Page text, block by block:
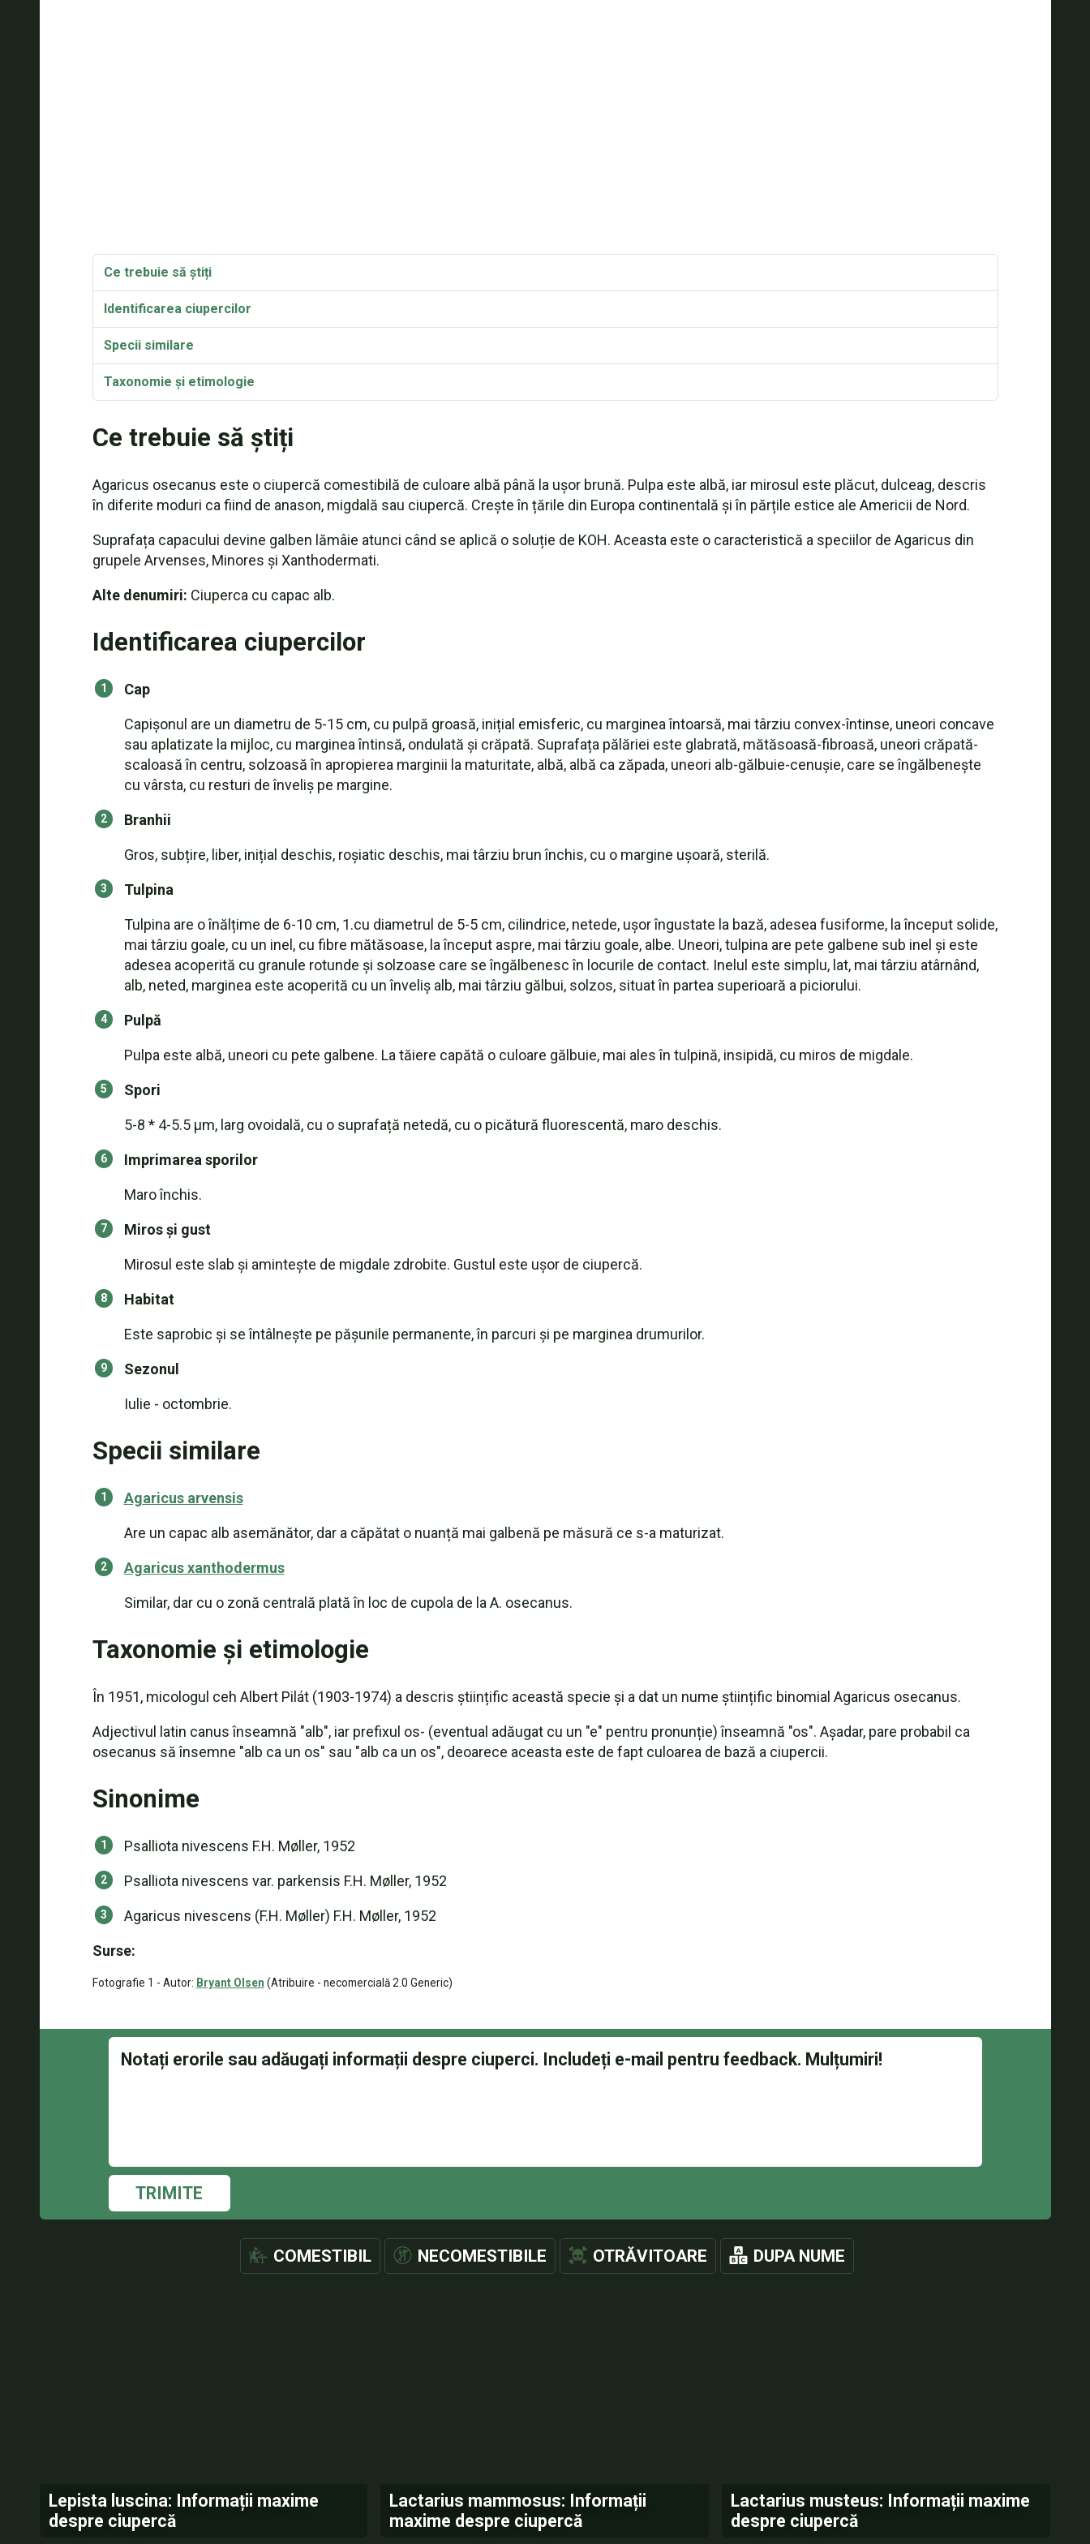
Ce trebuie să știți
Identificarea ciupercilor
Specii similare
Taxonomie și etimologie
Ce trebuie să știți
Agaricus osecanus este o ciupercă comestibilă de culoare albă până la ușor brună. Pulpa este albă, iar mirosul este plăcut, dulceag, descris
în diferite moduri ca fiind de anason, migdală sau ciupercă. Crește în țările din Europa continentală și în părțile estice ale Americii de Nord.
Suprafața capacului devine galben lămâie atunci când se aplică o soluție de KOH. Aceasta este o caracteristică a speciilor de Agaricus din
grupele Arvenses, Minores și Xanthodermati.
Alte denumiri: Ciuperca cu capac alb.
Identificarea ciupercilor
Cap
Capișonul are un diametru de 5-15 cm, cu pulpă groasă, inițial emisferic, cu marginea întoarsă, mai târziu convex-întinse, uneori concave
sau aplatizate la mijloc, cu marginea întinsă, ondulată și crăpată. Suprafața pălăriei este glabrată, mătăsoasă-fibroasă, uneori crăpată-
scaloasă în centru, solzoasă în apropierea marginii la maturitate, albă, albă ca zăpada, uneori alb-gălbuie-cenușie, care se îngălbenește
cu vârsta, cu resturi de înveliș pe margine.
Branhii
Gros, subțire, liber, inițial deschis, roșiatic deschis, mai târziu brun închis, cu o margine ușoară, sterilă.
Tulpina
Tulpina are o înălțime de 6-10 cm, 1.cu diametrul de 5-5 cm, cilindrice, netede, ușor îngustate la bază, adesea fusiforme, la început solide,
mai târziu goale, cu un inel, cu fibre mătăsoase, la început aspre, mai târziu goale, albe. Uneori, tulpina are pete galbene sub inel și este
adesea acoperită cu granule rotunde și solzoase care se îngălbenesc în locurile de contact. Inelul este simplu, lat, mai târziu atârnând,
alb, neted, marginea este acoperită cu un înveliș alb, mai târziu gălbui, solzos, situat în partea superioară a piciorului.
Pulpă
Pulpa este albă, uneori cu pete galbene. La tăiere capătă o culoare gălbuie, mai ales în tulpină, insipidă, cu miros de migdale.
Spori
5-8 * 4-5.5 μm, larg ovoidală, cu o suprafață netedă, cu o picătură fluorescentă, maro deschis.
Imprimarea sporilor
Maro închis.
Miros și gust
Mirosul este slab și amintește de migdale zdrobite. Gustul este ușor de ciupercă.
Habitat
Este saprobic și se întâlnește pe pășunile permanente, în parcuri și pe marginea drumurilor.
Sezonul
Iulie - octombrie.
Specii similare
Agaricus arvensis
Are un capac alb asemănător, dar a căpătat o nuanță mai galbenă pe măsură ce s-a maturizat.
Agaricus xanthodermus
Similar, dar cu o zonă centrală plată în loc de cupola de la A. osecanus.
Taxonomie și etimologie
În 1951, micologul ceh Albert Pilát (1903-1974) a descris științific această specie și a dat un nume științific binomial Agaricus osecanus.
Adjectivul latin canus înseamnă "alb", iar prefixul os- (eventual adăugat cu un "e" pentru pronunție) înseamnă "os". Așadar, pare probabil ca
osecanus să însemne "alb ca un os" sau "alb ca un os", deoarece aceasta este de fapt culoarea de bază a ciupercii.
Sinonime
Psalliota nivescens F.H. Møller, 1952
Psalliota nivescens var. parkensis F.H. Møller, 1952
Agaricus nivescens (F.H. Møller) F.H. Møller, 1952
Surse:
Fotografie 1 - Autor: Bryant Olsen (Atribuire - necomercială 2.0 Generic)
TRIMITE
COMESTIBIL NECOMESTIBILE OTRĂVITOARE DUPA NUME
Lepista luscina: Informații maxime
despre ciupercă
Lactarius mammosus: Informații
maxime despre ciupercă
Lactarius musteus: Informații maxime
despre ciupercă